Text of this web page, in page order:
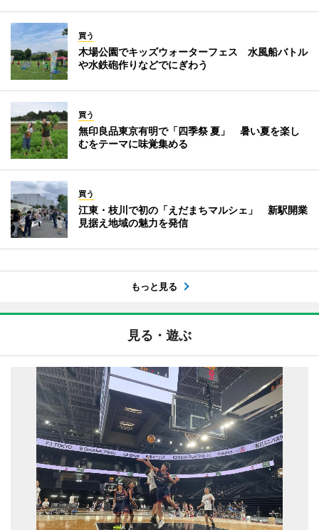
買う
木場公園でキッズウォーターフェス 水風船バトル
や水鉄砲作りなどでにぎわう
買う
無印良品東京有明で「四季祭 夏」 暑い夏を楽し
むをテーマに味覚集める
買う
江東・枝川で初の「えだまちマルシェ」 新駅開業
見据え地域の魅力を発信
もっと見る
見る・遊ぶ